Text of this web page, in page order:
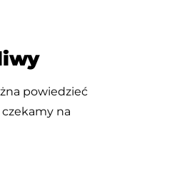
powiedzieć
czekamy na